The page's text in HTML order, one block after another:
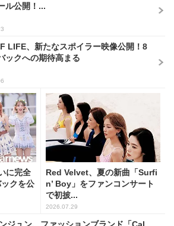
ル公開！...
LIFE、新たなスポイラー映像公開！8
ックへの期待高まる
に完全
クを公
Red Velvet、夏の新曲「Surfi
n’ Boy」をファンコンサート
で初披...
2026.07.29